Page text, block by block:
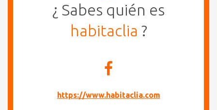
¿ Sabes quién es
habitaclia ?
https://www.habitaclia.com